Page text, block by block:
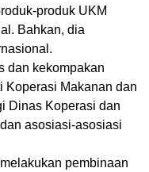
produk UKM
Bahkan, dia
dan kekompakan
Koperasi Makanan dan
Dinas Koperasi dan
asosiasi-asosiasi
pembinaan